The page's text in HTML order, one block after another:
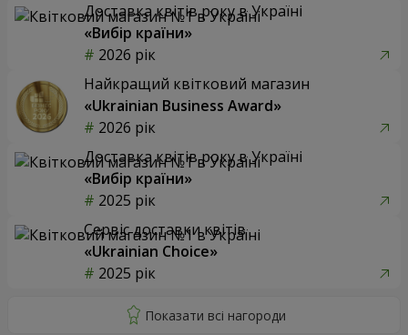
Доставка квітів року в Україні
«Вибір країни»
2026 рік
Найкращий квітковий магазин
«Ukrainian Business Award»
2026 рік
Доставка квітів року в Україні
«Вибір країни»
2025 рік
Сервіс доставки квітів
«Ukrainian Choice»
2025 рік